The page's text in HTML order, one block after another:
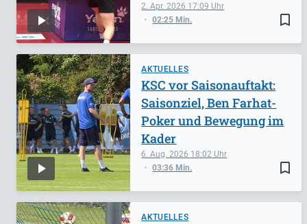
bookmark_border
2. Apr. 2026 17:09
02:25 Min.
AKTUELLES
bookmark_border
6. Aug. 2026 18:02
03:36 Min.
KSC vor Saisonauftakt:
Saisonziel, Ben Farhat-
Poker und Bewegung im
Kader
AKTUELLES